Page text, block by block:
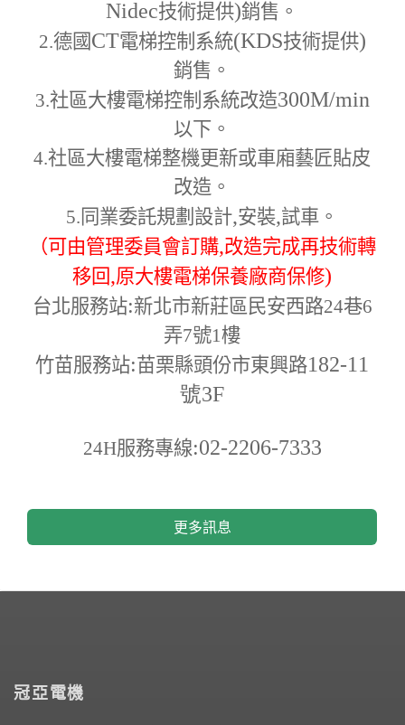
Nidec技術提供)銷售。
2.德國 CT電梯控制系統(KDS技術提供)
銷售。
3.社區大樓電梯控制系統改造300M/min
以下。
4.社區大樓電梯整機更新或車廂藝匠貼皮
改造。
5. 同業委託規劃設計,安裝,試車。
（可由管理委員會訂購,改造完成再技術轉
移回,原大樓電梯保養廠商保修)
台北服務站:新北市新莊區民安西路24巷6
弄7號1樓
竹苗服務站:苗栗縣頭份市東興路182-11
號3F
24H服務專線:02-2206-7333
更多訊息
冠亞電機